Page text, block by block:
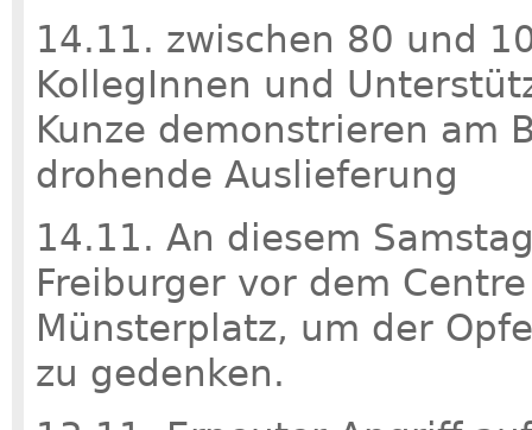
14.11. zwischen 80 und
KollegInnen und
Kunze demonstrieren am
drohende Auslieferung
14.11. An diesem
Freiburger vor dem
Münsterplatz, um der
zu gedenken.